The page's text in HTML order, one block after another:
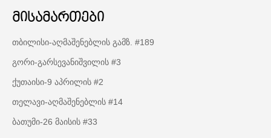
მისამართები
თბილისი-აღმაშენებლის გამზ. #189
გორი-გარსევანიშვილის #3
ქუთაისი-9 აპრილის #2
თელავი-აღმაშენებლის #14
ბათუმი-26 მაისის #33